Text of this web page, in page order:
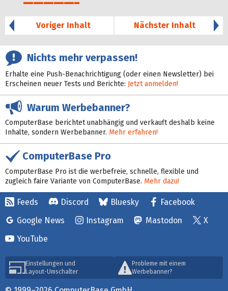
28%
Voriger Inhalt
Nächster Inhalt
Nichts mehr verpassen!
Erhalte eine Push-Benachrichtigung (oder einen Newsletter) bei
Erscheinen neuer Tests und Berichte: Jetzt anmelden!
Warum Werbebanner?
ComputerBase berichtet unabhängig und verkauft deshalb keine
Inhalte, sondern Werbebanner. Mehr erfahren!
ComputerBase Pro
ComputerBase Pro ist die werbefreie, schnelle, flexible und
zugleich faire Variante von ComputerBase. Mehr dazu!
Feeds Discord Bluesky
Facebook
Google News
Instagram Mastodon
X
YouTube
Einstellungen und
Layout-Umschalter
Probleme mit einem
Werbebanner?